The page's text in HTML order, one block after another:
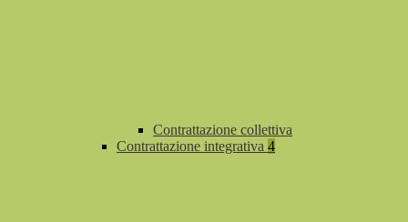
Contrattazione collettiva
Contrattazione integrativa 4